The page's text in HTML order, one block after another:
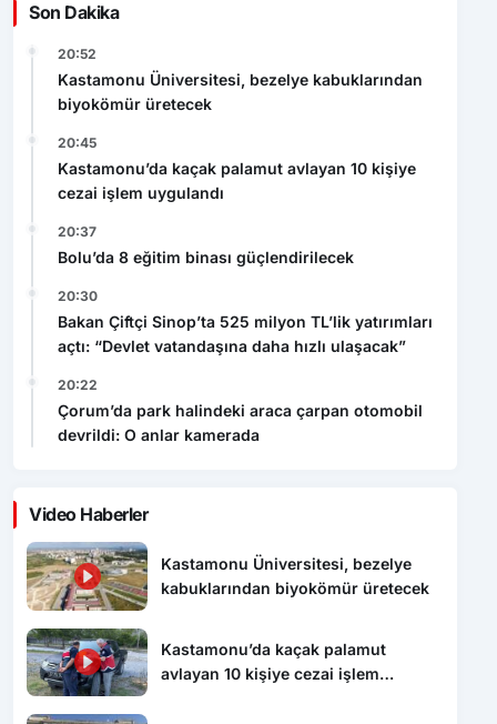
Son Dakika
20:52
Kastamonu Üniversitesi, bezelye kabuklarından
biyokömür üretecek
20:45
Kastamonu’da kaçak palamut avlayan 10 kişiye
cezai işlem uygulandı
20:37
Bolu’da 8 eğitim binası güçlendirilecek
20:30
Bakan Çiftçi Sinop’ta 525 milyon TL’lik yatırımları
açtı: “Devlet vatandaşına daha hızlı ulaşacak”
20:22
Çorum’da park halindeki araca çarpan otomobil
devrildi: O anlar kamerada
Video Haberler
Kastamonu Üniversitesi, bezelye
kabuklarından biyokömür üretecek
Kastamonu’da kaçak palamut
avlayan 10 kişiye cezai işlem